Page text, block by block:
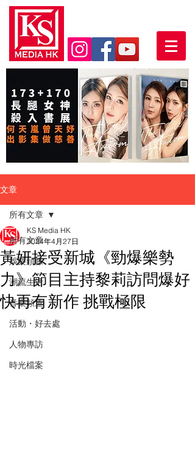
文章
所有文章
娛樂頭條
潮流生活
音樂頻道
活動・好去處
人物專訪
時光檔案
所有文章
黃妍接受新城《勁爆樂勢
力》節目主持黎莉訪問爆好
快再有新作 挑戰極限
KS Media HK
2024年4月27日